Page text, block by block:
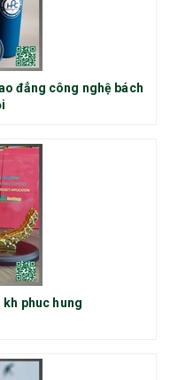
đẳng công nghệ bách
kh phuc hung